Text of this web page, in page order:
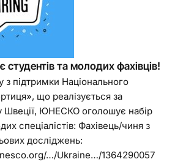
та молодих фахівців!
підтримки Національного
що реалізується за
Швеції, ЮНЕСКО оголошує набір
спеціалістів: Фахівець/чиня з
досліджень:
…/Ukraine…/1364290057